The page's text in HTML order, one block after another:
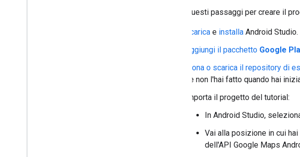
Segui questi passaggi per creare il
Scarica e installa Android Studio.
Aggiungi il pacchetto Google
Clona o scarica il repository di
se non l'hai fatto quando hai
Importa il progetto del tutorial:
In Android Studio,
Vai alla posizione in cui
dell'API Google Maps